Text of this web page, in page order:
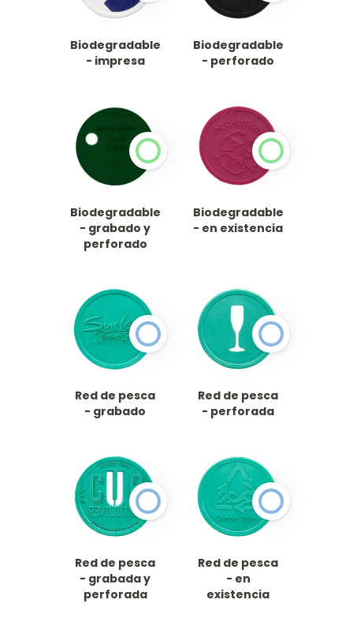
Biodegradable
- impresa
Biodegradable
- perforado
Biodegradable
- grabado y
perforado
Biodegradable
- en existencia
Red de pesca
- grabado
Red de pesca
- perforada
Red de pesca
- grabada y
perforada
Red de pesca
- en
existencia